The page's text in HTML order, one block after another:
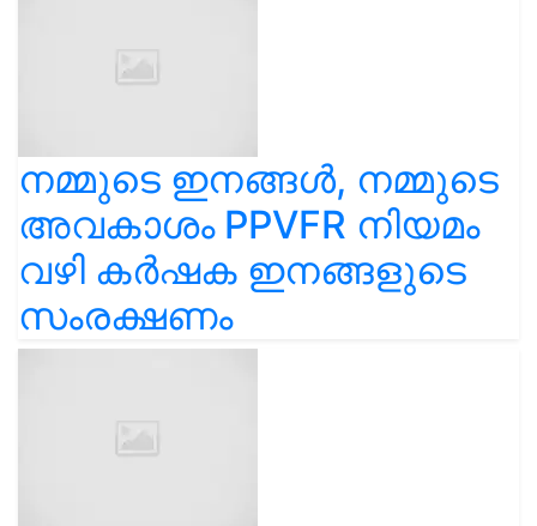
നമ്മുടെ ഇനങ്ങൾ, നമ്മുടെ
അവകാശം PPVFR നിയമം
വഴി കർഷക ഇനങ്ങളുടെ
സംരക്ഷണം